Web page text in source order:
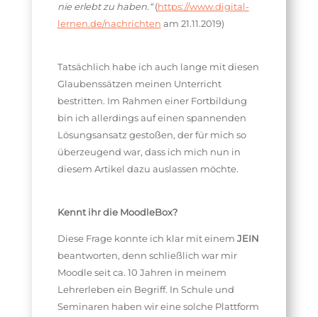
nie erlebt zu haben.“(https://www.digital-
lernen.de/nachrichten am 21.11.2019)
Tatsächlich habe ich auch lange mit diesen
Glaubenssätzen meinen Unterricht
bestritten. Im Rahmen einer Fortbildung
bin ich allerdings auf einen spannenden
Lösungsansatz gestoßen, der für mich so
überzeugend war, dass ich mich nun in
diesem Artikel dazu auslassen möchte.
Kennt ihr die MoodleBox?
Diese Frage konnte ich klar mit einem JEIN
beantworten, denn schließlich war mir
Moodle seit ca. 10 Jahren in meinem
Lehrerleben ein Begriff. In Schule und
Seminaren haben wir eine solche Plattform